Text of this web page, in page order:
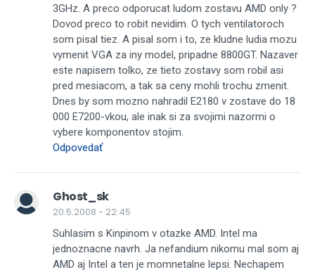
3GHz. A preco odporucat ludom zostavu AMD only ?
Dovod preco to robit nevidim. O tych ventilatoroch
som pisal tiez. A pisal som i to, ze kludne ludia mozu
vymenit VGA za iny model, pripadne 8800GT. Nazaver
este napisem tolko, ze tieto zostavy som robil asi
pred mesiacom, a tak sa ceny mohli trochu zmenit.
Dnes by som mozno nahradil E2180 v zostave do 18
000 E7200-vkou, ale inak si za svojimi nazormi o
vybere komponentov stojim.
Odpovedať
Ghost_sk
20.5.2008 - 22:45
Suhlasim s Kinpinom v otazke AMD. Intel ma
jednoznacne navrh. Ja nefandium nikomu mal som aj
AMD aj Intel a ten je momnetalne lepsi. Nechapem